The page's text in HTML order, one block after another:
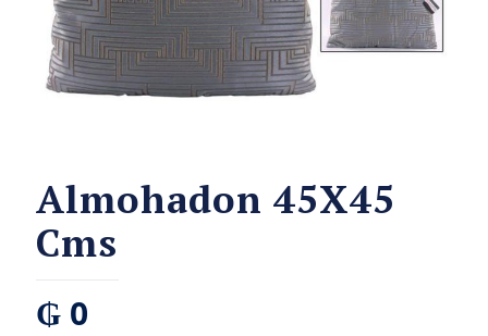
Almohadon 45X45
Cms
₲ 0